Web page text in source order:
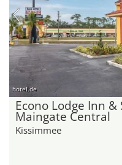
hotel.de
Econo Lodge Inn &
Maingate Central
Kissimmee